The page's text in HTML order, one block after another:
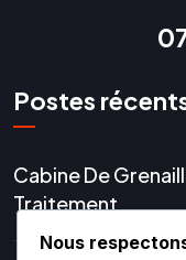
Postes
Cabine De
Traitement
Nous